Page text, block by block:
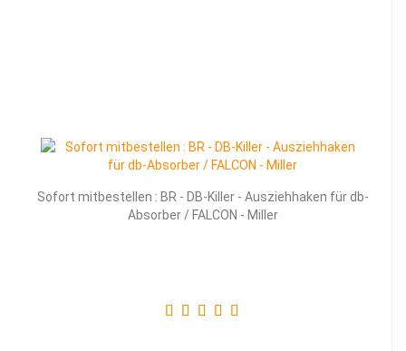
Sofort mitbestellen : BR - DB-Killer - Ausziehhaken für db-
Absorber / FALCON - Miller